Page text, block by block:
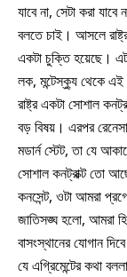
যাবে না, সেটা করা
বলতে চাই। আসলে রাষ্ট্র
একটা চুক্তি হয়েছে।
লক, মন্টেস্ক্যু থেকে এই
রাষ্ট্র একটা সোশাল
বড় বিষয়। এরপর
মডার্ন স্টেট, তা যে
সোশাল কনট্রাক্ট তো
কনসেন্ট, ওটা আমরা
জাতিসঙ্ঘ হলো, আমরা
বাসংস্থানের যোগান
যে এগ্রিমেন্টের কথা